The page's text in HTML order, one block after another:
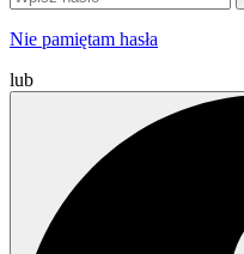
Nie pamiętam hasła
lub